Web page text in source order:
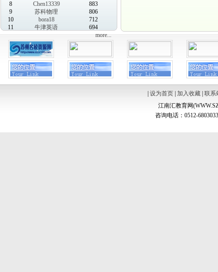
8
Chen13339
883
9
苏科物理
806
10
bora18
712
11
牛津英语
694
more...
设为首页| 加入收藏| 联系
江南汇教育网
咨询电话：0512-